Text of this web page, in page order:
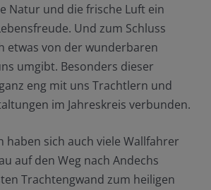
Natur und die frische Luft ein
Und zum Schluss
etwas von der wunderbaren
umgibt. Besonders dieser
eng mit uns Trachtlern und
im Jahreskreis verbunden.
haben sich auch viele Wallfahrer
auf den Weg nach Andechs
Trachtengwand zum heiligen